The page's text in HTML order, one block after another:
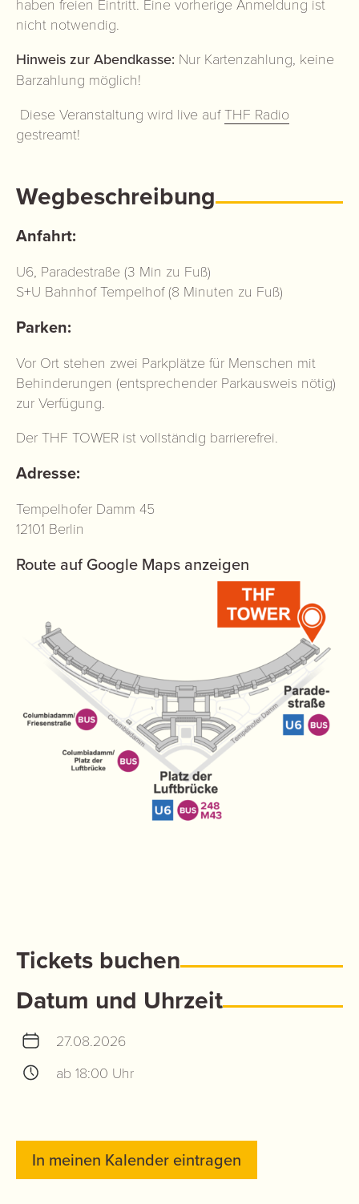
haben freien Eintritt. Eine vorherige Anmeldung ist
nicht notwendig.
Hinweis zur Abendkasse: Nur Kartenzahlung, keine
Barzahlung möglich!
Diese Veranstaltung wird live aufTHF Radio
gestreamt!
Wegbeschreibung
Anfahrt:
U6, Paradestraße (3 Min zu Fuß)
S+U Bahnhof Tempelhof (8 Minuten zu Fuß)
Parken:
Vor Ort stehen zwei Parkplätze für Menschen mit
Behinderungen (entsprechender Parkausweis nötig)
zur Verfügung.
Der THF TOWER ist vollständig barrierefrei.
Adresse:
Tempelhofer Damm 45
12101 Berlin
Route auf Google Maps anzeigen
Tickets buchen
Datum und Uhrzeit
27.08.2026
ab 18:00 Uhr
In meinen Kalender eintragen